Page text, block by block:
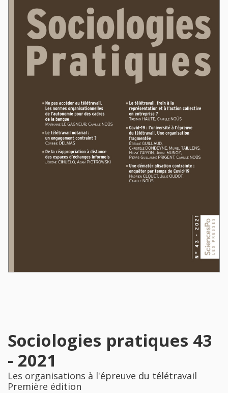
Sociologies pratiques 43
- 2021
Les organisations à l'épreuve du télétravail
Première édition